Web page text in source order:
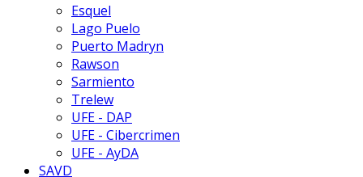
Esquel
Lago Puelo
Puerto Madryn
Rawson
Sarmiento
Trelew
UFE - DAP
UFE - Cibercrimen
UFE - AyDA
SAVD